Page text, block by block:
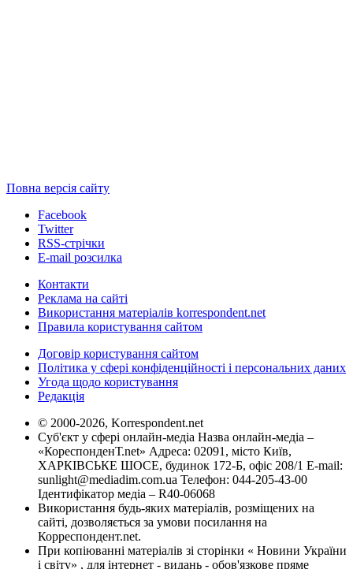
Повна версія сайту
Facebook
Twitter
RSS-стрічки
E-mail розсилка
Контакти
Реклама на сайті
Використання матеріалів korrespondent.net
Правила користування сайтом
Договір користування сайтом
Політика у сфері конфіденційності і персональних даних
Угода щодо користування
Редакція
© 2000-2026, Korrespondent.net
Суб'єкт у сфері онлайн-медіа Назва онлайн-медіа –
«КореспонденТ.net» Адреса: 02091, місто Київ,
ХАРКІВСЬКЕ ШОСЕ, будинок 172-Б, офіс 208/1 E-mail:
sunlight@mediadim.com.ua Телефон: 044-205-43-00
Ідентифікатор медіа – R40-06068
Використання будь-яких матеріалів, розміщених на
сайті, дозволяється за умови посилання на
Корреспондент.net.
При копіюванні матеріалів зі сторінки « Новини України
і світу» , для інтернет - видань - обов'язкове пряме